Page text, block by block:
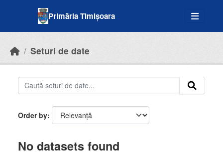
Primăria Timișoara
Seturi de date
Order by
No datasets found